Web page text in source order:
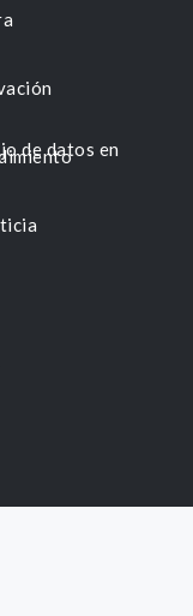
de datos en